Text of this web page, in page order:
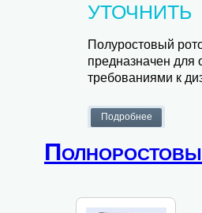
УТОЧНИТЬ
Полуростовый
предназначен для
требованиями к